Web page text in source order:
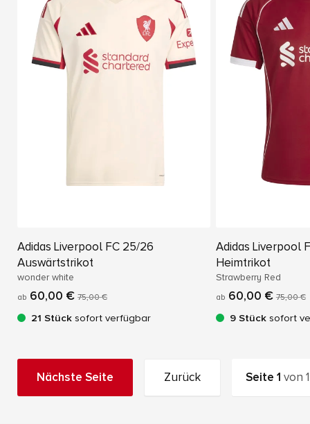
Adidas Liverpool FC 25/26
Auswärtstrikot
wonder white
ab 60,00 € 75,00 €
21 Stück sofort verfügbar
Adidas Liverpool
Heimtrikot
Strawberry Red
ab 60,00 € 75,00 €
9 Stücksofort
Nächste Seite Zurück Seite1 von1